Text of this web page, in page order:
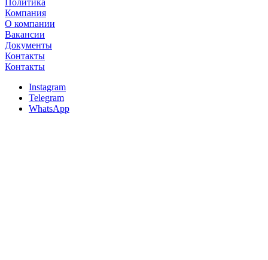
Политика
Компания
О компании
Вакансии
Документы
Контакты
Контакты
Instagram
Telegram
WhatsApp